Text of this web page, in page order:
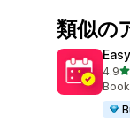
類似の
4.95
合計